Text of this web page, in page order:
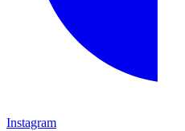
Instagram